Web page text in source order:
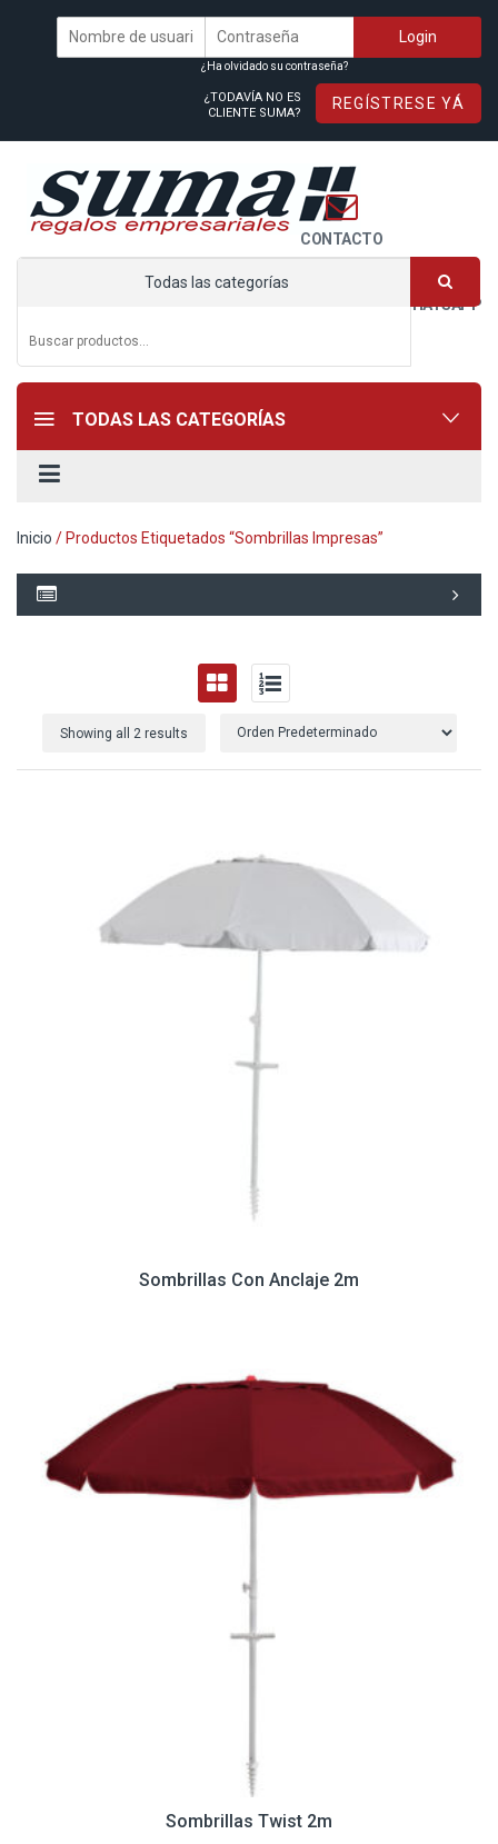
¿Ha olvidado su contraseña?
¿TODAVÍA NO ES
CLIENTE SUMA?
REGÍSTRESE YÁ
WHATSAPP
CONTACTO
Todas las categorías
TODAS LAS CATEGORÍAS
Inicio / Productos Etiquetados “sombrillas Impresas”
Showing all 2 results
Sombrillas Con Anclaje 2m
Sombrillas Twist 2m